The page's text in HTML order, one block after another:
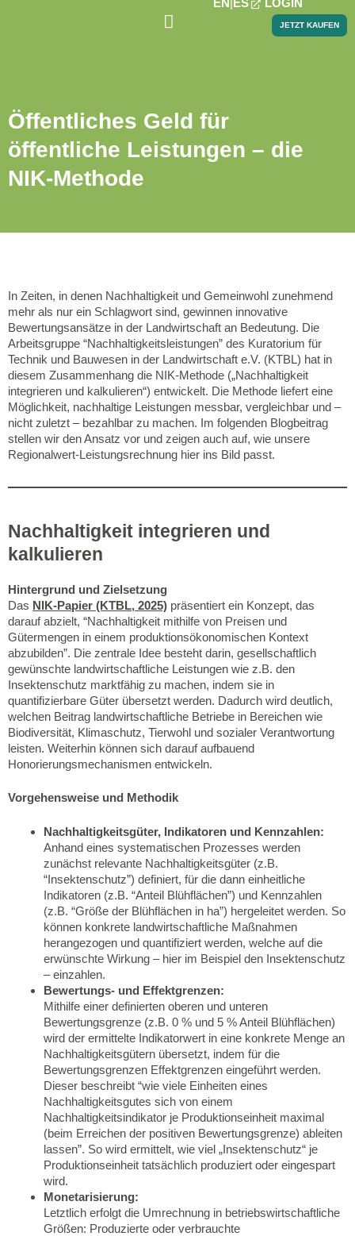
EN ES LOGIN
JETZT KAUFEN
Öffentliches Geld für
öffentliche Leistungen – die
NIK-Methode
In Zeiten, in denen Nachhaltigkeit und Gemeinwohl zunehmend
mehr als nur ein Schlagwort sind, gewinnen innovative
Bewertungsansätze in der Landwirtschaft an Bedeutung. Die
Arbeitsgruppe “Nachhaltigkeitsleistungen” des Kuratorium für
Technik und Bauwesen in der Landwirtschaft e.V. (KTBL) hat in
diesem Zusammenhang die NIK-Methode („Nachhaltigkeit
integrieren und kalkulieren“) entwickelt. Die Methode liefert eine
Möglichkeit, nachhaltige Leistungen messbar, vergleichbar und –
nicht zuletzt – bezahlbar zu machen. Im folgenden Blogbeitrag
stellen wir den Ansatz vor und zeigen auch auf, wie unsere
Regionalwert-Leistungsrechnung hier ins Bild passt.
Nachhaltigkeit integrieren und
kalkulieren
Hintergrund und Zielsetzung
Das NIK-Papier (KTBL, 2025) präsentiert ein Konzept, das
darauf abzielt, “Nachhaltigkeit mithilfe von Preisen und
Gütermengen in einem produktionsökonomischen Kontext
abzubilden”. Die zentrale Idee besteht darin, gesellschaftlich
gewünschte landwirtschaftliche Leistungen wie z.B. den
Insektenschutz marktfähig zu machen, indem sie in
quantifizierbare Güter übersetzt werden. Dadurch wird deutlich,
welchen Beitrag landwirtschaftliche Betriebe in Bereichen wie
Biodiversität, Klimaschutz, Tierwohl und sozialer Verantwortung
leisten. Weiterhin können sich darauf aufbauend
Honorierungsmechanismen entwickeln.
Vorgehensweise und Methodik
Nachhaltigkeitsgüter, Indikatoren und Kennzahlen:
Anhand eines systematischen Prozesses werden
zunächst relevante Nachhaltigkeitsgüter (z.B.
“Insektenschutz”) definiert, für die dann einheitliche
Indikatoren (z.B. “Anteil Blühflächen”) und Kennzahlen
(z.B. “Größe der Blühflächen in ha”) hergeleitet werden. So
können konkrete landwirtschaftliche Maßnahmen
herangezogen und quantifiziert werden, welche auf die
erwünschte Wirkung – hier im Beispiel den Insektenschutz
– einzahlen.
Bewertungs- und Effektgrenzen:
Mithilfe einer definierten oberen und unteren
Bewertungsgrenze (z.B. 0 % und 5 % Anteil Blühflächen)
wird der ermittelte Indikatorwert in eine konkrete Menge an
Nachhaltigkeitsgütern übersetzt, indem für die
Bewertungsgrenzen Effektgrenzen eingeführt werden.
Dieser beschreibt “wie viele Einheiten eines
Nachhaltigkeitsgutes sich von einem
Nachhaltigkeitsindikator je Produktionseinheit maximal
(beim Erreichen der positiven Bewertungsgrenze) ableiten
lassen”. So wird ermittelt, wie viel „Insektenschutz“ je
Produktionseinheit tatsächlich produziert oder eingespart
wird.
Monetarisierung:
Letztlich erfolgt die Umrechnung in betriebswirtschaftliche
Größen: Produzierte oder verbrauchte